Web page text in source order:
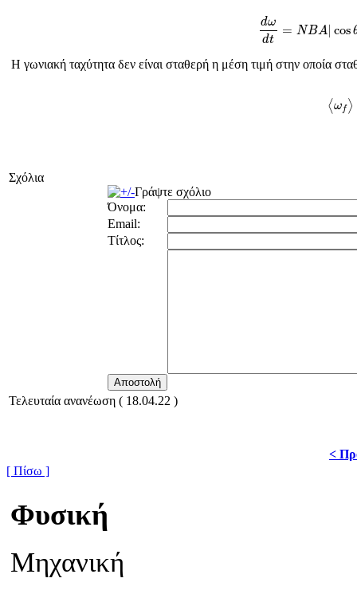
dω
dt
= NBA| cos
Η γωνιακή ταχύτητα δεν είναι σταθερή η μέση τιμή στην οποία
⟨ωf ⟩
Σχόλια
Γράψτε σχόλιο
Όνομα:
Email:
Τίτλος:
Τελευταία ανανέωση ( 18.04.22 )
<
[ Πίσω ]
Φυσική
Μηχανική